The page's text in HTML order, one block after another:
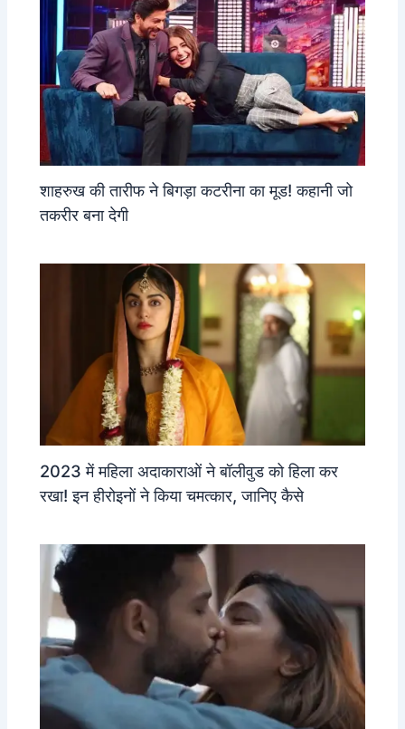
शाहरुख की तारीफ ने बिगड़ा कटरीना का मूड! कहानी जो
तकरीर बना देगी
2023 में महिला अदाकाराओं ने बॉलीवुड को हिला कर
रखा! इन हीरोइनों ने किया चमत्कार, जानिए कैसे